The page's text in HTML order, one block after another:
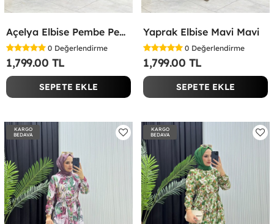
Açelya Elbise Pembe Pembe
0 Değerlendirme
1,799.00 TL
SEPETE EKLE
Yaprak Elbise Mavi Mavi
0 Değerlendirme
1,799.00 TL
SEPETE EKLE
KARGO
BEDAVA
KARGO
BEDAVA